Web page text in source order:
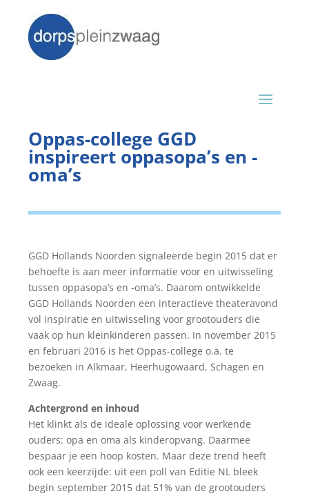
Oppas-college GGD
inspireert oppasopa’s en -
oma’s
GGD Hollands Noorden signaleerde begin 2015 dat er
behoefte is aan meer informatie voor en uitwisseling
tussen oppasopa’s en -oma’s. Daarom ontwikkelde
GGD Hollands Noorden een interactieve theateravond
vol inspiratie en uitwisseling voor grootouders die
vaak op hun kleinkinderen passen. In november 2015
en februari 2016 is het Oppas-college o.a. te
bezoeken in Alkmaar, Heerhugowaard, Schagen en
Zwaag.
Achtergrond en inhoud
Het klinkt als de ideale oplossing voor werkende
ouders: opa en oma als kinderopvang. Daarmee
bespaar je een hoop kosten. Maar deze trend heeft
ook een keerzijde: uit een poll van Editie NL bleek
begin september 2015 dat 51% van de grootouders